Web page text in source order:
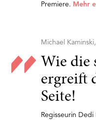
Premiere. Mehr
Michael
Wie die
ergreift
Seite!
Regisseurin